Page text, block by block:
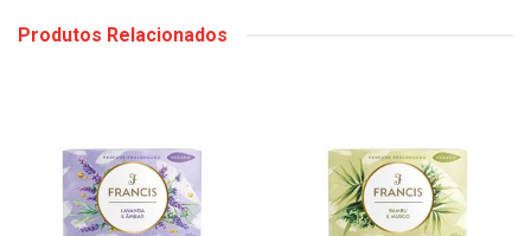
Produtos Relacionados